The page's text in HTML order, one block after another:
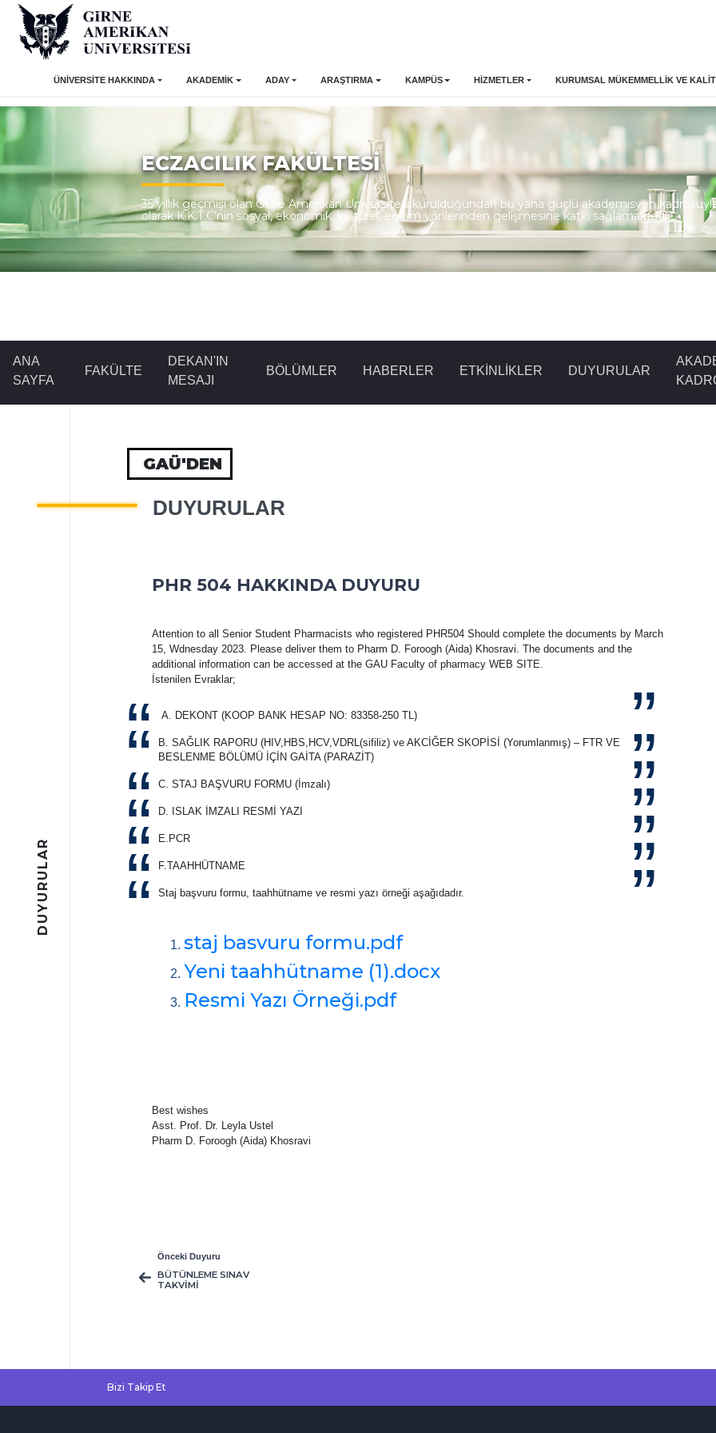
ÜNİVERSİTE HAKKINDA AKADEMİK ADAY ARAŞTIRMA KAMPÜS HİZMETLER KURUMSAL MÜKEMMELLIK VE
ECZACILIK FAKÜLTESİ
35 yıllık geçmişi olan Girne Amerikan Üniversitesi kurulduğundan bu yana güçlü akademisyen
olarak K.K.T.C’nin sosyal, ekonomik, kültürel, eğitim yönlerinden gelişmesine katkı sağlamaktadır.
ANA
SAYFA
FAKÜLTE
DEKAN'IN
MESAJI
BÖLÜMLER HABERLER ETKINLIKLER DUYURULAR
DUYURULAR
GAÜ'DEN
DUYURULAR
PHR 504 HAKKINDA DUYURU
Attention to all Senior Student Pharmacists who registered PHR504 Should complete the documents by March
15, Wdnesday 2023. Please deliver them to Pharm D. Foroogh (Aida) Khosravi. The documents and the
additional information can be accessed at the GAU Faculty of pharmacy WEB SITE.
İstenilen Evraklar;
A. DEKONT (KOOP BANK HESAP NO: 83358-250 TL)
B. SAĞLIK RAPORU (HIV,HBS,HCV,VDRL(sifiliz) ve AKCİĞER SKOPİSİ (Yorumlanmış) – FTR VE
BESLENME BÖLÜMÜ İÇİN GAİTA (PARAZİT)
C. STAJ BAŞVURU FORMU (İmzalı)
D. ISLAK İMZALI RESMİ YAZI
E.PCR
F.TAAHHÜTNAME
Staj başvuru formu, taahhütname ve resmi yazı örneği aşağıdadır.
staj basvuru formu.pdf
Yeni taahhütname (1).docx
Resmi Yazı Örneği.pdf
Best wishes
Asst. Prof. Dr. Leyla Ustel
Pharm D. Foroogh (Aida) Khosravi
Önceki Duyuru
BÜTÜNLEME SINAV
TAKVİMİ
Bizi Takip Et